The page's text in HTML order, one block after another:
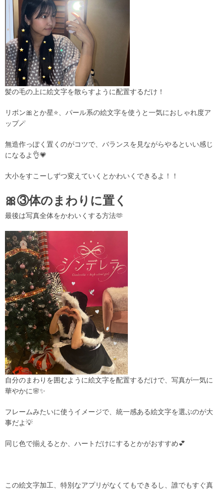
髪の毛の上に絵文字を散らすように配置するだけ！
リボン🎀とか星⭐️、パール系の絵文字を使うと一気におしゃれ度ア
ップ🪄
無造作っぽく置くのがコツで、バランスを見ながらやるといい感じ
になるよ👌💗
大小をすこーしずつ変えていくとかわいくできるよ！！
🎀③体のまわりに置く
最後は写真全体をかわいくする方法🫶
自分のまわりを囲むように絵文字を配置するだけで、写真が一気に
華やかに🌸✨
フレームみたいに使うイメージで、統一感ある絵文字を選ぶのが大
事だよ💡
同じ色で揃えるとか、ハートだけにするとかがおすすめ💕
この絵文字加工、特別なアプリがなくてもできるし、誰でもすぐ真